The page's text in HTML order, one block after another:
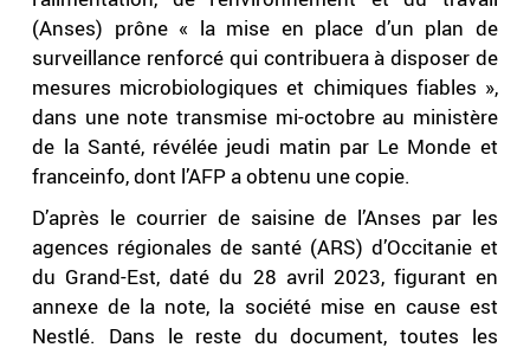
(Anses) prône « la mise en place d’un plan de
surveillance renforcé qui contribuera à disposer de
mesures microbiologiques et chimiques fiables »,
dans une note transmise mi-octobre au ministère
de la Santé, révélée jeudi matin par Le Monde et
franceinfo, dont l’AFP a obtenu une copie.
D’après le courrier de saisine de l’Anses par les
agences régionales de santé (ARS) d’Occitanie et
du Grand-Est, daté du 28 avril 2023, figurant en
annexe de la note, la société mise en cause est
Nestlé. Dans le reste du document, toutes les